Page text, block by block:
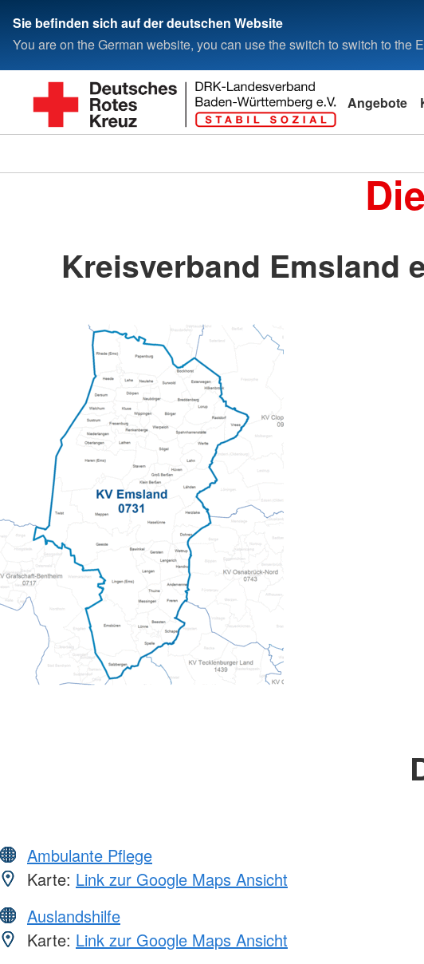
Sie befinden sich auf der deutschen Website
You are on the German website, you can use the switch to switch to the
Angebote
Kreisverband Emsland
Ambulante Pflege
Karte: Link zur Google Maps Ansicht
Auslandshilfe
Karte: Link zur Google Maps Ansicht